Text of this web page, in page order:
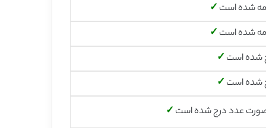
شده است ✓
شده است ✓
شده است ✓
شده است ✓
عدد درج شده است ✓